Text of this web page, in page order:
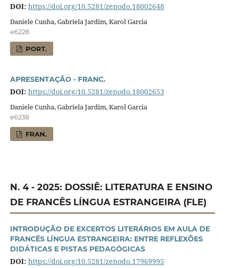
DOI: https://doi.org/10.5281/zenodo.18002648
Daniele Cunha, Gabriela Jardim, Karol Garcia
e6228
PORT.
APRESENTAÇÃO - FRANC.
DOI: https://doi.org/10.5281/zenodo.18002653
Daniele Cunha, Gabriela Jardim, Karol Garcia
e6238
FRAN.
N. 4 - 2025: DOSSIÊ: LITERATURA E ENSINO
DE FRANCÊS LÍNGUA ESTRANGEIRA (FLE)
INTRODUÇÃO DE EXCERTOS LITERÁRIOS EM AULA DE
FRANCÊS LÍNGUA ESTRANGEIRA: ENTRE REFLEXÕES
DIDÁTICAS E PISTAS PEDAGÓGICAS
DOI: https://doi.org/10.5281/zenodo.17969995